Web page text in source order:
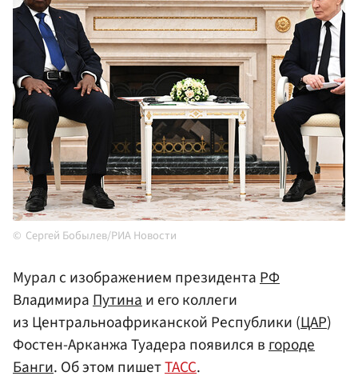
Сергей Бобылев/РИА Новости
Мурал с изображением президентаРФ
ВладимираПутинаи его коллеги
из Центральноафриканской Республики (ЦАР)
Фостен-Арканжа Туадера появился вгороде
Банги. Об этом пишетТАСС.